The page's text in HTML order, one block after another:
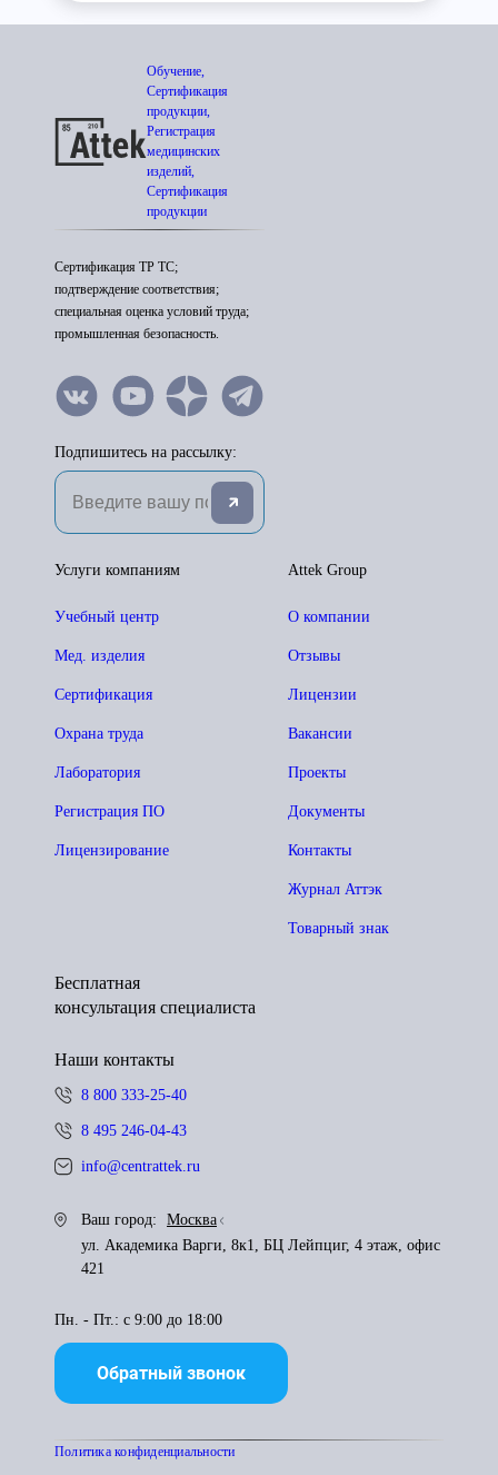
Обучение,
Сертификация
продукции,
Регистрация
медицинских
изделий,
Сертификация
продукции
Сертификация ТР ТС;
подтверждение соответствия;
специальная оценка условий труда;
промышленная безопасность.
Подпишитесь на рассылку:
Attek Group
О компании
Отзывы
Лицензии
Вакансии
Проекты
Документы
Контакты
Журнал Аттэк
Товарный знак
Услуги компаниям
Учебный центр
Мед. изделия
Сертификация
Охрана труда
Лаборатория
Регистрация ПО
Лицензирование
Бесплатная
консультация специалиста
Наши контакты
8 800 333-25-40
8 495 246-04-43
info@centrattek.ru
Ваш город:
Москва
ул. Академика Варги, 8к1, БЦ Лейпциг, 4 этаж, офис
421
Пн. - Пт.: с 9:00 до 18:00
Обратный звонок
Политика конфиденциальности